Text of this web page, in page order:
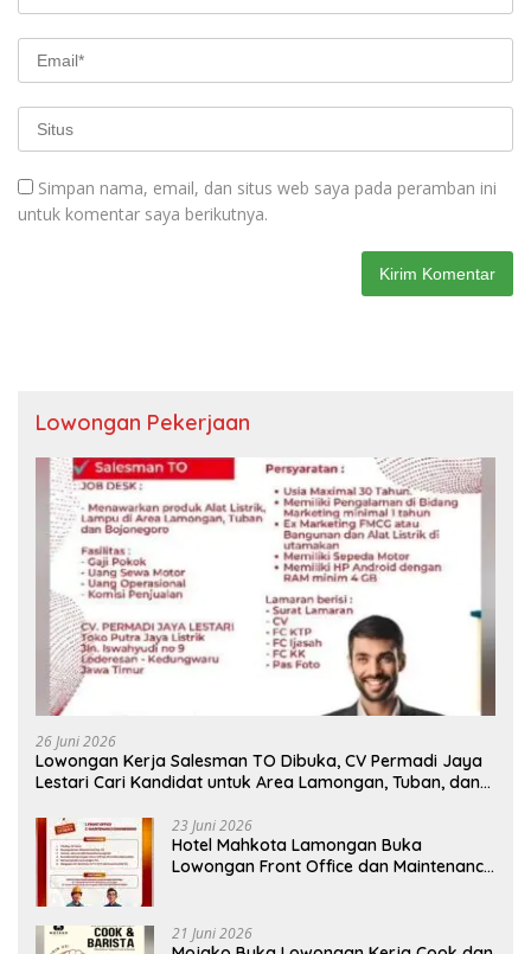
Simpan nama, email, dan situs web saya pada peramban ini
untuk komentar saya berikutnya.
Lowongan Pekerjaan
26 Juni 2026
Lowongan Kerja Salesman TO Dibuka, CV Permadi Jaya
Lestari Cari Kandidat untuk Area Lamongan, Tuban, dan
23 Juni 2026
Hotel Mahkota Lamongan Buka
Lowongan Front Office dan Maintenance
21 Juni 2026